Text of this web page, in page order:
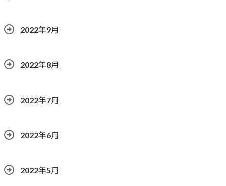
2022年9月
2022年8月
2022年7月
2022年6月
2022年5月